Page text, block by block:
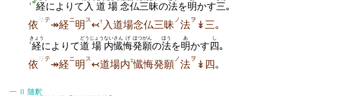
↓*経によりて 入 道 場 念仏三昧の法を明かす三｡
依 リテ↠経ニ 明 ス↢† 入道場念仏三昧 ノ法ヲ ↡三｡
↓経
きょう
によりて道
どう
場
じょう
内
ない
懴
さん
悔
げ
発願
ほつがん
の法
ほう
を明
あ
かす 四
し
｡
依 リテ↠経ニ明 ス↢道場内‡懴悔発願ノ法ヲ ↡四｡
一 Ⅱ 随釈